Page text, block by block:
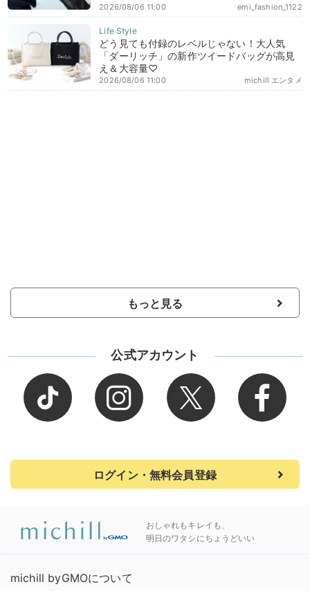
emi_fashion_1122
2026/08/06 11:00
どう見ても付録のレベルじゃない！大人気
「ダーリッチ」の新作ツイードバッグが高見
え＆大容量♡
michill エンタメ
2026/08/06 11:00
もっと見る
公式アカウント
ログイン・無料会員登録
おしゃれもキレイも、
明日のワタシにちょうどいい
michill byGMOについて